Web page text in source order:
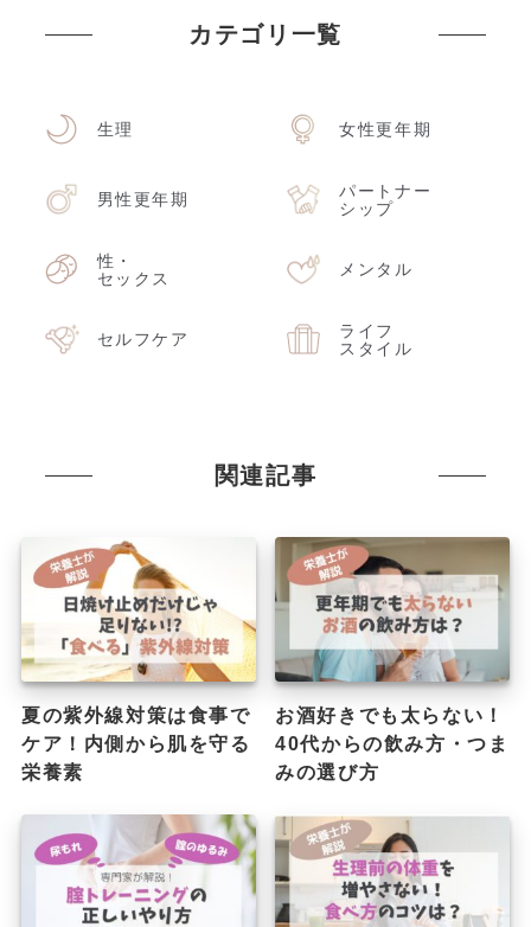
カテゴリ一覧
生理 女性更年期
男性更年期
パートナー
シップ
性・
セックス
メンタル
セルフケア
ライフ
スタイル
関連記事
夏の紫外線対策は食事で
ケア！内側から肌を守る
栄養素
お酒好きでも太らない！
40代からの飲み方・つま
みの選び方